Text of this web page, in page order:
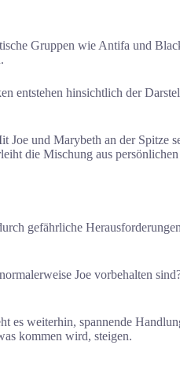
Gruppen wie Antifa und
entstehen hinsichtlich der
Joe und Marybeth an der Spitze
die Mischung aus
gefährliche
Joe vorbehalten
es weiterhin, spannende
kommen wird, steigen.